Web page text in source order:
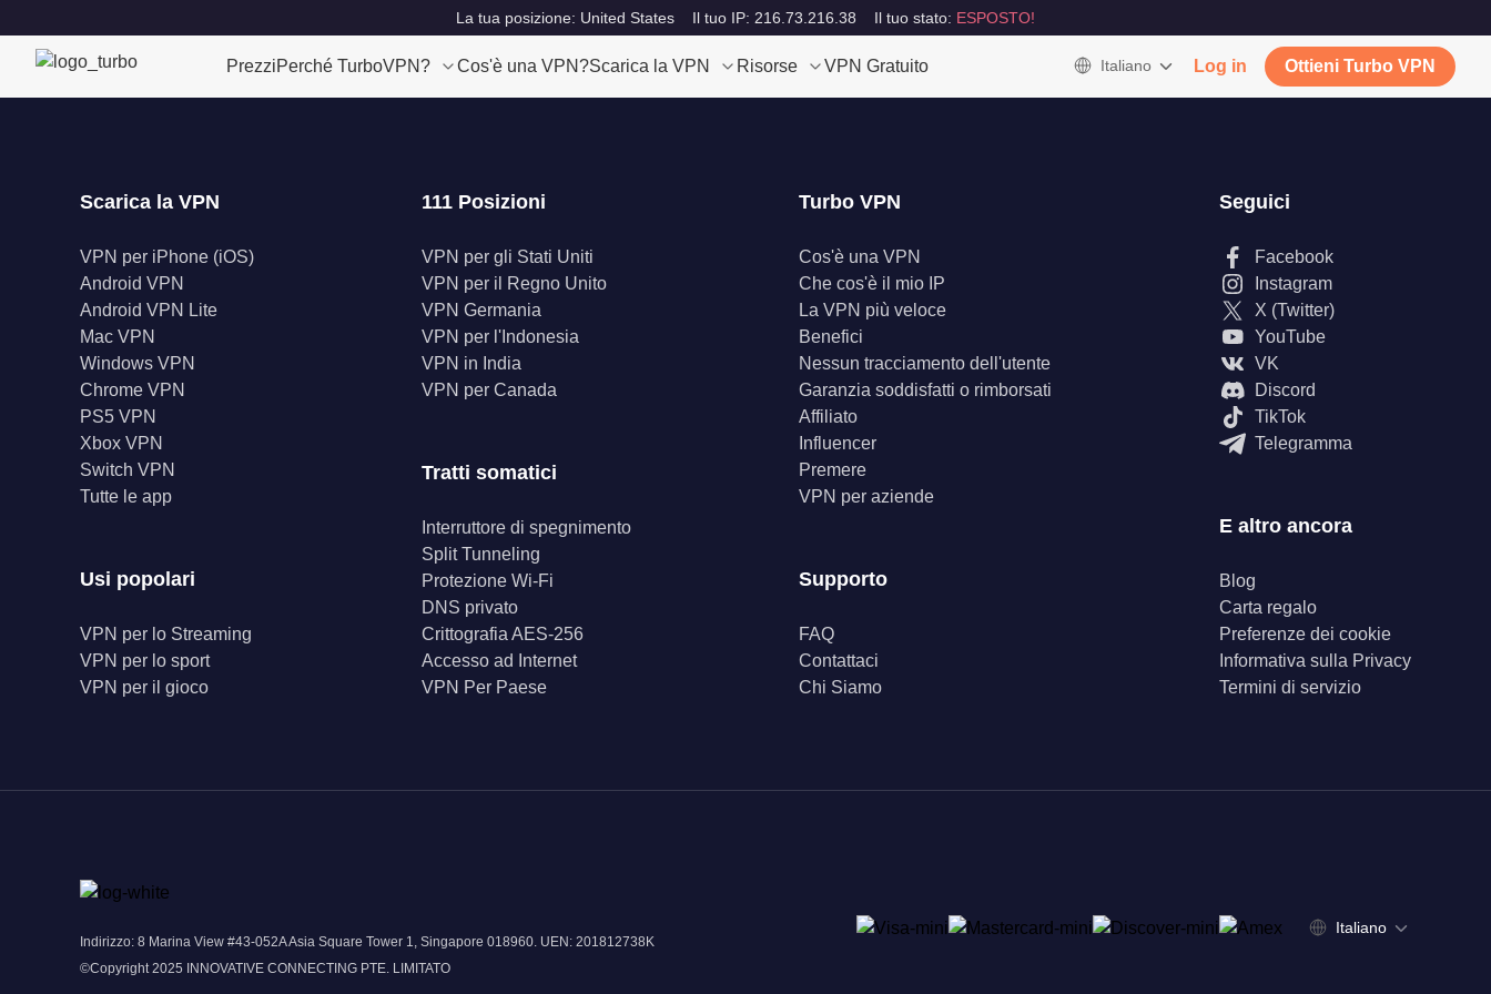
La tua posizione: United States Il tuo IP: 216.73.216.38 Il tuo stato: ESPOSTO!
PrezziPerché TurboVPN? Cos'è una VPN?Scarica la VPN Risorse VPN Gratuito Italiano Log in Ottieni Turbo VPN
Scarica la VPN
VPN per iPhone (iOS)
Android VPN
Android VPN Lite
Mac VPN
Windows VPN
Chrome VPN
PS5 VPN
Xbox VPN
Switch VPN
Tutte le app
Usi popolari
VPN per lo Streaming
VPN per lo sport
VPN per il gioco
111 Posizioni
VPN per gli Stati Uniti
VPN per il Regno Unito
VPN Germania
VPN per l'Indonesia
VPN in India
VPN per Canada
Tratti somatici
Interruttore di spegnimento
Split Tunneling
Protezione Wi-Fi
DNS privato
Crittografia AES-256
Accesso ad Internet
VPN Per Paese
Turbo VPN
Cos'è una VPN
Che cos'è il mio IP
La VPN più veloce
Benefici
Nessun tracciamento dell'utente
Garanzia soddisfatti o rimborsati
Affiliato
Influencer
Premere
VPN per aziende
Supporto
FAQ
Contattaci
Chi Siamo
Seguici
Facebook
Instagram
X (Twitter)
YouTube
VK
Discord
TikTok
Telegramma
E altro ancora
Blog
Carta regalo
Preferenze dei cookie
Informativa sulla Privacy
Termini di servizio
Indirizzo: 8 Marina View #43-052A Asia Square Tower 1, Singapore 018960. UEN: 201812738K
©Copyright 2025 INNOVATIVE CONNECTING PTE. LIMITATO
Italiano